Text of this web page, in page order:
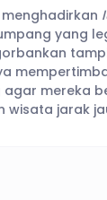
menghadirkan
yang
mereka
wisata jarak